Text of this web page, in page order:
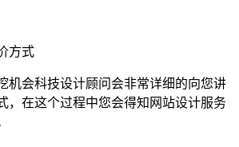
方式
机会科技设计顾问会非常详细的向您讲
，在这个过程中您会得知网站设计服务